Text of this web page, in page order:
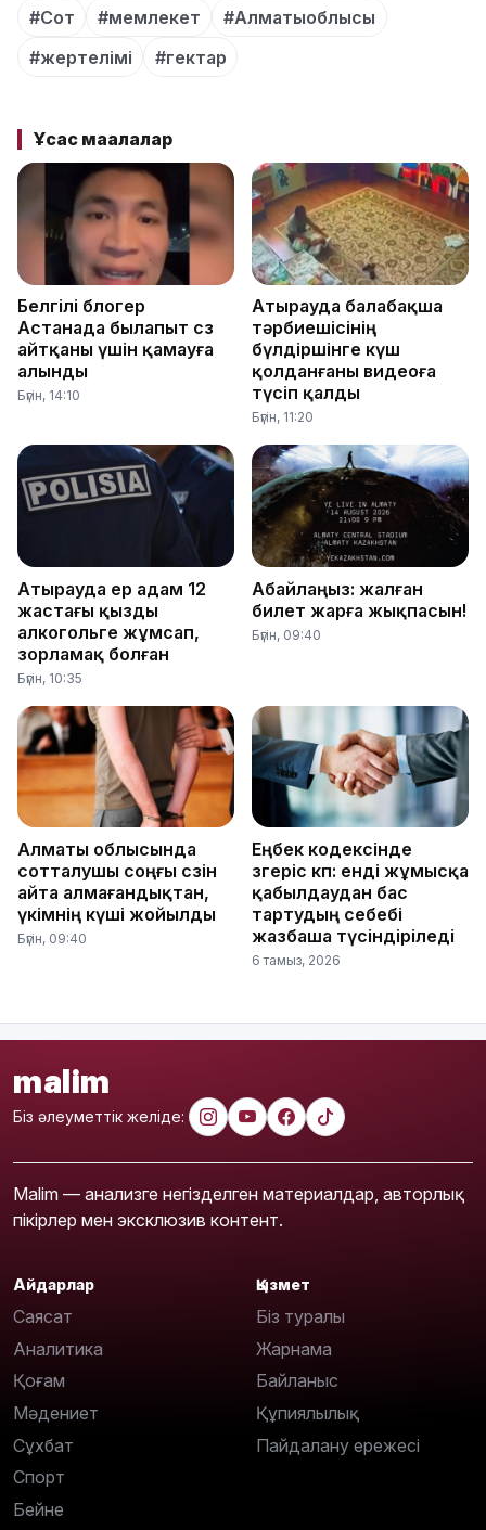
#Сот #мемлекет
#Алматыоблысы
#жертелімі
#гектар
Ұқсас мақалалар
Белгілі блогер
Астанада былапыт сөз
айтқаны үшін қамауға
алынды
Бүгін, 14:10
Атырауда балабақша
тәрбиешісінің
бүлдіршінге күш
қолданғаны видеоға
түсіп қалды
Бүгін, 11:20
Атырауда ер адам 12
жастағы қызды
алкогольге жұмсап,
зорламақ болған
Бүгін, 10:35
Абайлаңыз: жалған
билет жарға жықпасын!
Бүгін, 09:40
Алматы облысында
сотталушы соңғы сөзін
айта алмағандықтан,
үкімнің күші жойылды
Бүгін, 09:40
Еңбек кодексінде
өзгеріс көп: енді жұмысқа
қабылдаудан бас
тартудың себебі
жазбаша түсіндіріледі
6 тамыз, 2026
malim
Біз әлеуметтік желіде:
Malim — анализге негізделген материалдар, авторлық
пікірлер мен эксклюзив контент.
Айдарлар
Саясат
Аналитика
Қоғам
Мәдениет
Сұхбат
Спорт
Бейне
Қызмет
Біз туралы
Жарнама
Байланыс
Құпиялылық
Пайдалану ережесі